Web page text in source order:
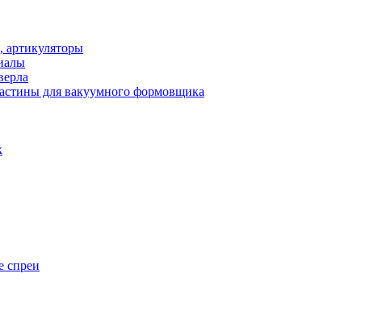
для вакуумного формовщика
спреи